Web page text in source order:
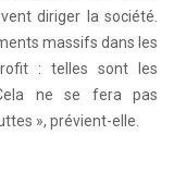
diriger la société.
massifs dans les
: telles sont les
ne se fera pas
», prévient-elle.